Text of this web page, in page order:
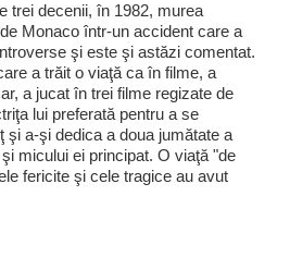
trei decenii, în 1982, murea
Monaco într-un accident care a
şi este şi astăzi comentat.
a trăit o viaţă ca în filme, a
a jucat în trei filme regizate de
lui preferată pentru a se
şi a-şi dedica a doua jumătate a
micului ei principat. O viaţă "de
fericite şi cele tragice au avut